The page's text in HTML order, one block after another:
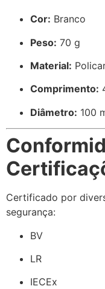
Cor: Branco
Peso: 70 g
Material:
Comprimento:
Diâmetro: 100
Certificado por
segurança:
BV
LR
IECEx